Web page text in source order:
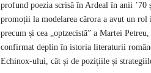
profund poezia scrisă în Ardeal în anii
promoții la modelarea cărora a avut un rol
precum și cea „optzecistă” a Martei
confirmat deplin în istoria literaturii
Echinox-ului, cât și de pozițiile și